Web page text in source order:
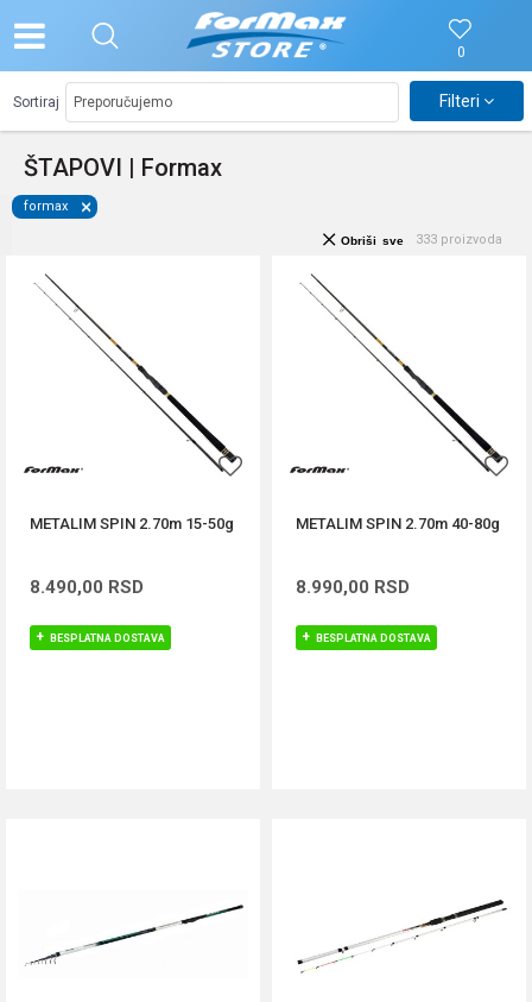
0
ŠTAPOVI | Formax
Sortiraj Filteri
formax
333 proizvoda
Obriši sve
METALIM SPIN 2.70m 15-50g
8.490,00 RSD
BESPLATNA DOSTAVA
METALIM SPIN 2.70m 40-80g
8.990,00 RSD
BESPLATNA DOSTAVA